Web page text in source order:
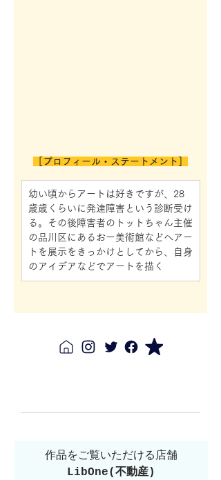
［プロフィール・ステートメント］
幼い頃からアートは好きですが、28
歳歳くらいに発達障害という診断受け
る。その後障害者のトットちゃん主催
の品川区にあるおー美術館などへアー
トを展示をきっかけとしてから、自身
のアイデアなどでアートを描く
作品をご覧いただける店舗
LibOne(不動産)